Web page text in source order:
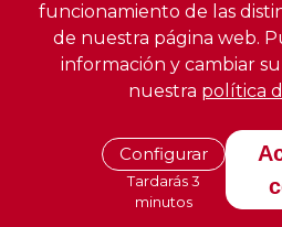
funcionamiento de las
de nuestra página web.
información y cambiar
nuestra política
Configurar
Tardarás 3
minutos